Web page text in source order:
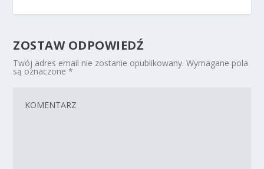
ZOSTAW ODPOWIEDŹ
Twój adres email nie zostanie opublikowany. Wymagane pola
są oznaczone*